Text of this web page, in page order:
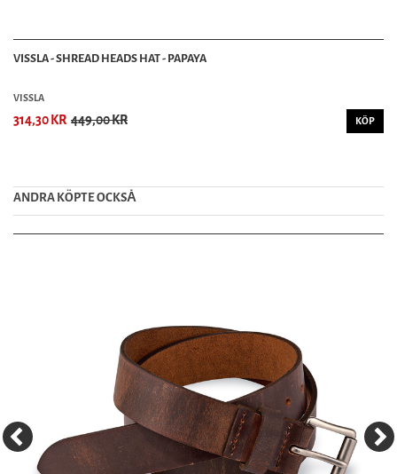
VISSLA - SHREAD HEADS HAT - PAPAYA
VISSLA
314,30 KR 449,00 KR KÖP
ANDRA KÖPTE OCKSȦ